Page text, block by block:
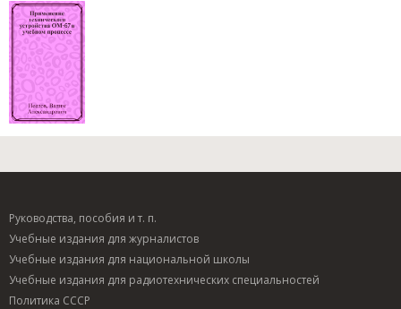
Руководства, пособия и т. п.
Учебные издания для журналистов
Учебные издания для национальной школы
Учебные издания для радиотехнических специальностей
Политика СССР